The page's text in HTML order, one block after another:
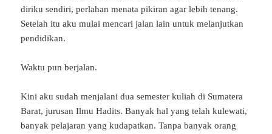
diriku sendiri, perlahan menata pikiran agar lebih tenang.
Setelah itu aku mulai mencari jalan lain untuk melanjutkan
pendidikan.
Waktu pun berjalan.
Kini aku sudah menjalani dua semester kuliah di Sumatera
Barat, jurusan Ilmu Hadits. Banyak hal yang telah kulewati,
banyak pelajaran yang kudapatkan. Tanpa banyak orang